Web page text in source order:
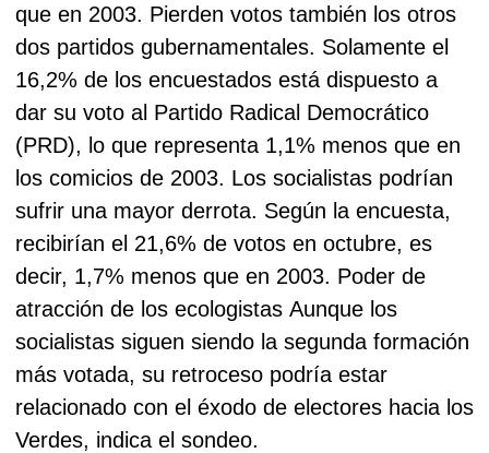
que en 2003. Pierden votos también los otros
dos partidos gubernamentales. Solamente el
16,2% de los encuestados está dispuesto a
dar su voto al Partido Radical Democrático
(PRD), lo que representa 1,1% menos que en
los comicios de 2003. Los socialistas podrían
sufrir una mayor derrota. Según la encuesta,
recibirían el 21,6% de votos en octubre, es
decir, 1,7% menos que en 2003. Poder de
atracción de los ecologistas Aunque los
socialistas siguen siendo la segunda formación
más votada, su retroceso podría estar
relacionado con el éxodo de electores hacia los
Verdes, indica el sondeo.